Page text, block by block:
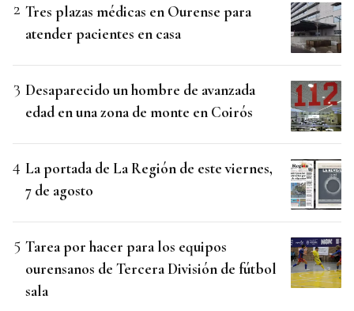
Tres plazas médicas en Ourense para
atender pacientes en casa
Desaparecido un hombre de avanzada
edad en una zona de monte en Coirós
La portada de La Región de este viernes,
7 de agosto
Tarea por hacer para los equipos
ourensanos de Tercera División de fútbol
sala